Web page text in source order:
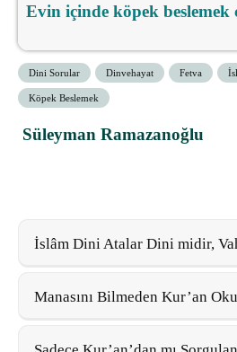
Evin içinde köpek beslemek
Dini Sorular Dinvehayat Fetva
Köpek Beslemek
Süleyman Ramazanoğlu
İslâm Dini Atalar Dini midir,
Manasını Bilmeden Kur’an